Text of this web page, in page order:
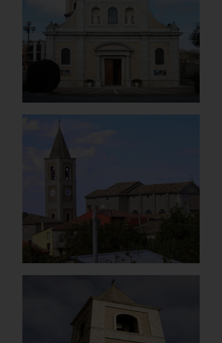
Facciata
Clicca per ingrandire
Santuario della Madonna del
Clicca per ingrandire
Santuario della Madonna del
Carmine
Campanile